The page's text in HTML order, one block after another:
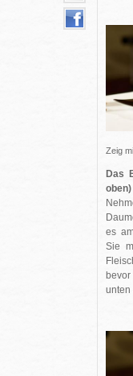
Zeig
Das
oben)
es
Sie
unten